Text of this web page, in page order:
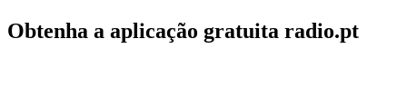
Obtenha a aplicação gratuita radio.pt